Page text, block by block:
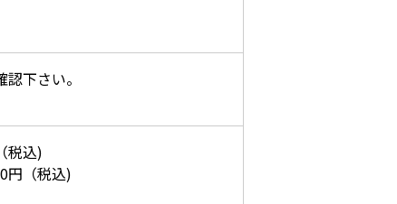
下さい。
税込)
（税込)